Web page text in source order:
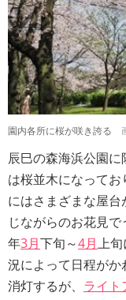
園内各所に桜が咲き誇る
辰巳の森海浜公園
は桜並木になって
にはさまざまな屋
じながらのお花見
年3月下旬～4月上
況によって日程が
消灯するが、 ライト